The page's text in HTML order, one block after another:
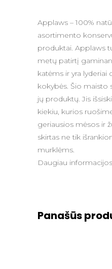
Applaws – 100%
asortimento
produktai. Applaws
metų patirtį
katėms ir yra
kokybės. Šio maisto
jų produktų. Jis
kiekiu, kurios
geriausios mėsos ir
skirtas ne tik
murklėms.
Daugiau informacijos
Panašūs